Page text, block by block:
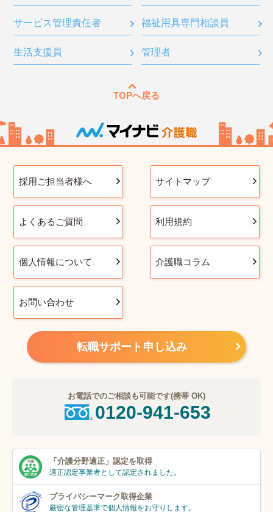
サービス管理責任者 福祉用具専門相談員
生活支援員 管理者
TOPへ戻る
採用ご担当者様へ サイトマップ
よくあるご質問 利用規約
個人情報について 介護職コラム
お問い合わせ
転職サポート申し込み
お電話でのご相談も可能です(携帯 OK)
0120-941-653
「介護分野適正」 認定を取得
適正認定事業者として認定されました。
プライバシーマーク取得企業
厳密な管理基準で個人情報をお守りします。